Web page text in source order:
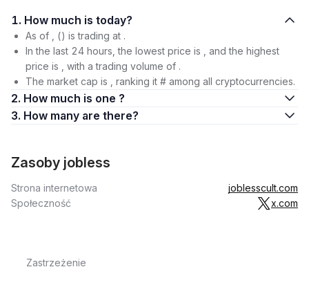
1. How much is today?
As of , () is trading at .
In the last 24 hours, the lowest price is , and the highest
price is , with a trading volume of .
The market cap is , ranking it # among all cryptocurrencies.
2. How much is one ?
3. How many are there?
Zasoby jobless
Strona internetowa
joblesscult.com
Społeczność
x.com
Zastrzeżenie